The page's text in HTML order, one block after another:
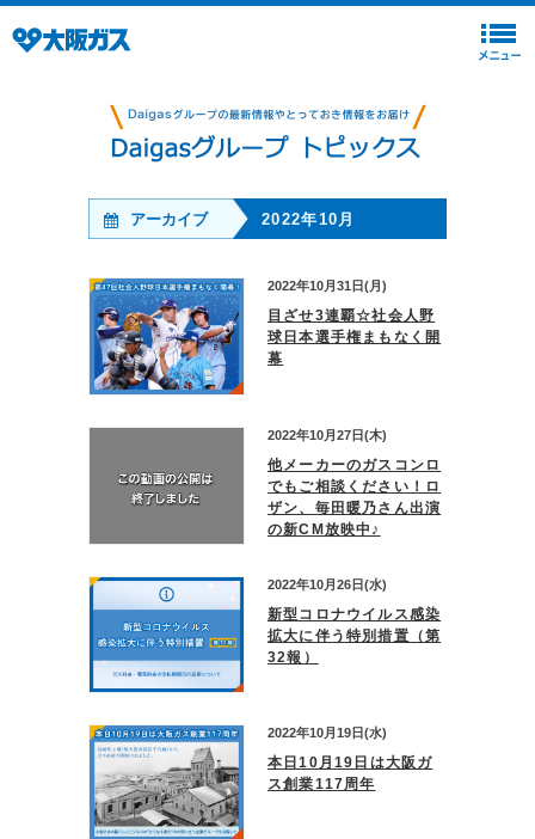
アーカイブ 2022年10月
2022年10月31日(月)
目ざせ3連覇☆社会人野
球日本選手権まもなく開
幕
2022年10月27日(木)
他メーカーのガスコンロ
でもご相談ください！ロ
ザン、毎田暖乃さん出演
の新CM放映中♪
2022年10月26日(水)
新型コロナウイルス感染
拡大に伴う特別措置（第
32報）
2022年10月19日(水)
本日10月19日は大阪ガ
ス創業117周年